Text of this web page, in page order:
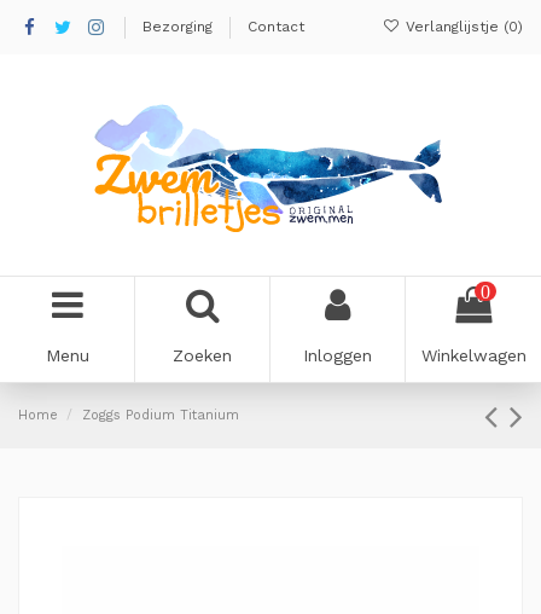
Bezorging Contact Verlanglijstje (0)
Menu Zoeken Inloggen
0
Winkelwagen
Home Zoggs Podium Titanium